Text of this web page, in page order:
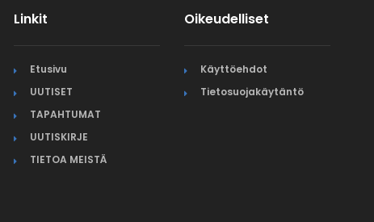
Linkit
Etusivu
UUTISET
TAPAHTUMAT
UUTISKIRJE
TIETOA MEISTÄ
Oikeudelliset
Käyttöehdot
Tietosuojakäytäntö